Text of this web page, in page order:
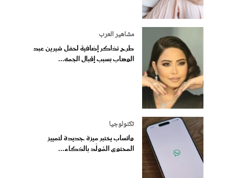
مشاهير العرب
طرح تذاكر إضافية لحفل شيرين عبد
الوهاب بسبب إقبال الجمه...
تكنولوجيا
واتساب يختبر ميزة جديدة لتمييز
المحتوى المُولّد بالذكاء...